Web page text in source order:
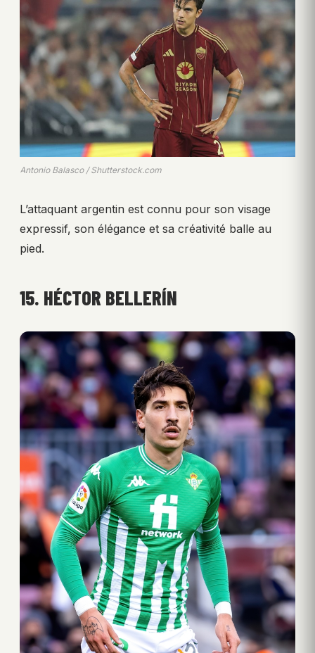
Antonio Balasco / Shutterstock.com
L’attaquant argentin est connu pour son visage
expressif, son élégance et sa créativité balle au
pied.
15. HÉCTOR BELLERÍN